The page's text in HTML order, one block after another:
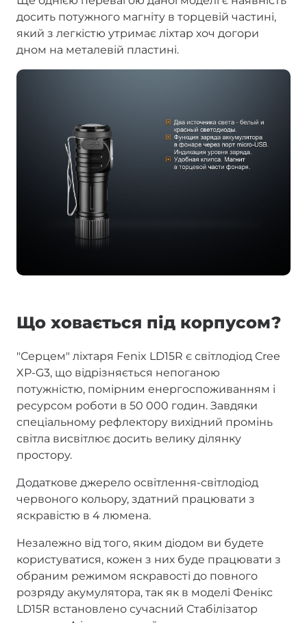
досить потужного магніту в торцевій частині,
який з легкістю утримає ліхтар хоч догори
дном на металевій пластині.
Що ховається під корпусом?
"Серцем" ліхтаря Fenix LD15R є світлодіод Cree
XP-G3, що відрізняється непоганою
потужністю, помірним енергоспоживанням і
ресурсом роботи в 50 000 годин. Завдяки
спеціальному рефлектору вихідний промінь
світла висвітлює досить велику ділянку
простору.
Додаткове джерело освітлення-світлодіод
червоного кольору, здатний працювати з
яскравістю в 4 люмена.
Незалежно від того, яким діодом ви будете
користуватися, кожен з них буде працювати з
обраним режимом яскравості до повного
розряду акумулятора, так як в моделі Фенікс
LD15R встановлено сучасний Стабілізатор